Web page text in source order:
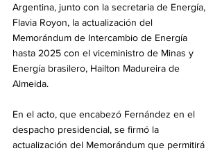
Argentina, junto con la secretaria de Energía,
Flavia Royon, la actualización del
Memorándum de Intercambio de Energía
hasta 2025 con el viceministro de Minas y
Energía brasilero, Hailton Madureira de
Almeida.
En el acto, que encabezó Fernández en el
despacho presidencial, se firmó la
actualización del Memorándum que permitirá